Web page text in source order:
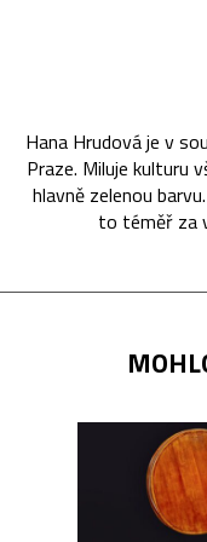
Hana Hrudová je v
Praze. Miluje kulturu
hlavně zelenou
to téměř za